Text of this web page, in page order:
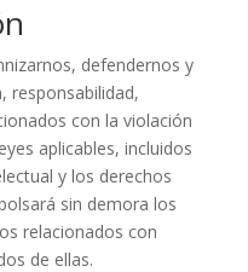
defendernos y
responsabilidad,
con la violación
aplicables, incluidos
y los derechos
sin demora los
relacionados con
de ellas.